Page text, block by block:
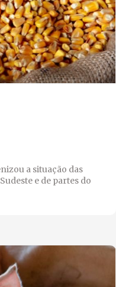
a situação das
e de partes do